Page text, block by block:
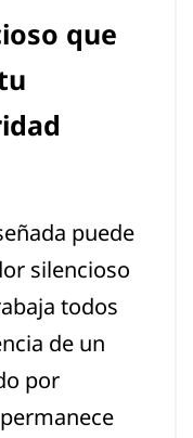
que
puede
silencioso
todos
de un
por